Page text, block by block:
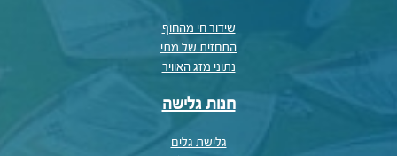
שידור חי מהחוף
התחזית של מתי
נתוני מזג האוויר
חנות גלישה
גלישת גלים